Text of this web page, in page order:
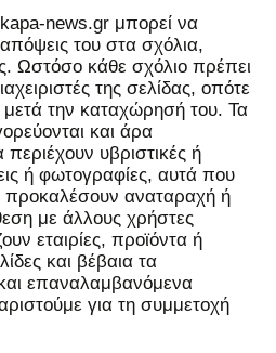
news.gr μπορεί να
του στα σχόλια,
Ωστόσο κάθε σχόλιο πρέπει
της σελίδας, οπότε
μετά την καταχώρησή του. Τα
και άρα
περιέχουν υβριστικές ή
ή φωτογραφίες, αυτά που
προκαλέσουν αναταραχή ή
με άλλους χρήστες
εταιρίες, προϊόντα ή
και βέβαια τα
επαναλαμβανόμενα
για τη συμμετοχή